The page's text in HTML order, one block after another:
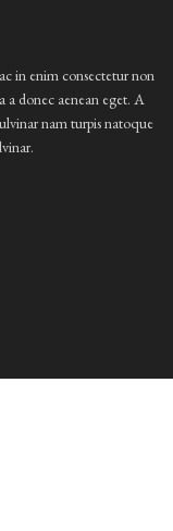
in enim consectetur non
a donec aenean eget. A
nam turpis natoque